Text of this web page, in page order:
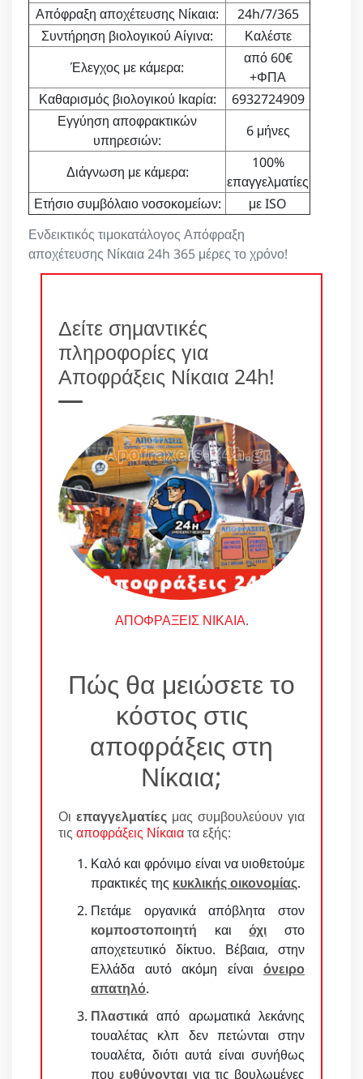
Ενδεικτικός τιμοκατάλογος Απόφραξη
αποχέτευσης Νίκαια 24h 365 μέρες το χρόνο!
Απόφραξη αποχέτευσης Νίκαια:
24h/7/365
Συντήρηση βιολογικού Αίγινα:
Καλέστε
Έλεγχος με κάμερα:
από 60€
+ΦΠΑ
Καθαρισμός βιολογικού Ικαρία:
6932724909
Εγγύηση αποφρακτικών
υπηρεσιών:
6 μήνες
Διάγνωση με κάμερα:
100%
επαγγελματίες
Ετήσιο συμβόλαιο νοσοκομείων:
με ISO
Δείτε σημαντικές
πληροφορίες για
Αποφράξεις Νίκαια 24h!
ΑΠΟΦΡΑΞΕΙΣ ΝΙΚΑΙΑ.
Πώς θα μειώσετε το
κόστος στις
αποφράξεις στη
Νίκαια;
Οι επαγγελματίες μας συμβουλεύουν για
τις αποφράξεις Νίκαιατα εξής:
Καλό και φρόνιμο είναι να υιοθετούμε
πρακτικές της κυκλικής οικονομίας.
Πετάμε οργανικά απόβλητα στον
κομποστοποιητή καιόχι στο
αποχετευτικό δίκτυο. Βέβαια, στην
Ελλάδα αυτό ακόμη είναι όνειρο
απατηλό.
Πλαστικά από αρωματικά λεκάνης
τουαλέτας κλπ δεν πετώνται στην
τουαλέτα, διότι αυτά είναι συνήθως
πουευθύνονται για τις βουλωμένες